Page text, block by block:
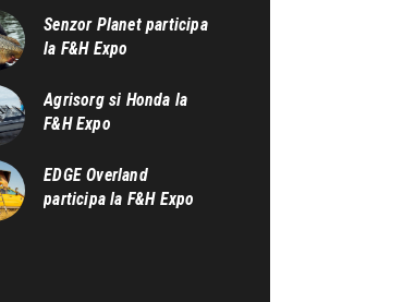
Senzor Planet participa
la F&H Expo
Agrisorg si Honda la
F&H Expo
EDGE Overland
participa la F&H Expo